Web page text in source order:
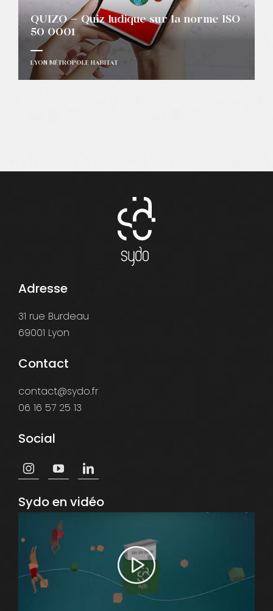
QUIZO – Quiz ludique sur la norme ISO
50 0001
LYON MÉTROPOLE HABITAT
Adresse
31 rue Burdeau
69001 Lyon
Contact
contact@sydo.fr
06 16 57 25 13
Social
Sydo en vidéo